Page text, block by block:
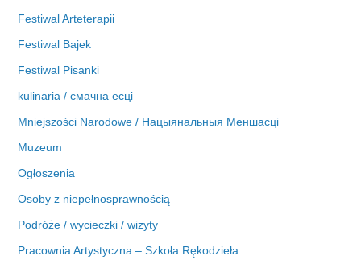
Festiwal Arteterapii
Festiwal Bajek
Festiwal Pisanki
kulinaria / смачна есці
Mniejszości Narodowe / Нацыянальныя Меншасці
Muzeum
Ogłoszenia
Osoby z niepełnosprawnością
Podróże / wycieczki / wizyty
Pracownia Artystyczna – Szkoła Rękodzieła